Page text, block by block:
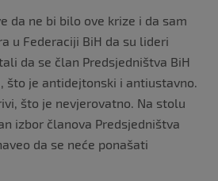
da ne bi bilo ove krize i da sam
u Federaciji BiH da su lideri
da se član Predsjedništva BiH
što je antidejtonski i antiustavno.
što je nevjerovatno. Na stolu
izbor članova Predsjedništva
da se neće ponašati